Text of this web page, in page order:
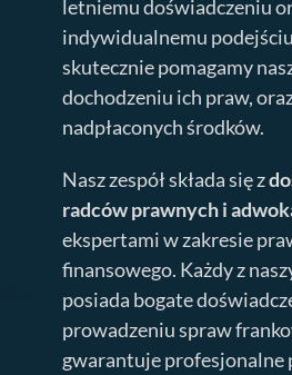
letniemu doświadczeniu
indywidualnemu
skutecznie pomagamy
dochodzeniu ich praw,
nadpłaconych środków.
Nasz zespół składa się z
radców prawnych i
ekspertami w zakresie
finansowego. Każdy z
posiada bogate
prowadzeniu spraw
gwarantuje profesjonalne